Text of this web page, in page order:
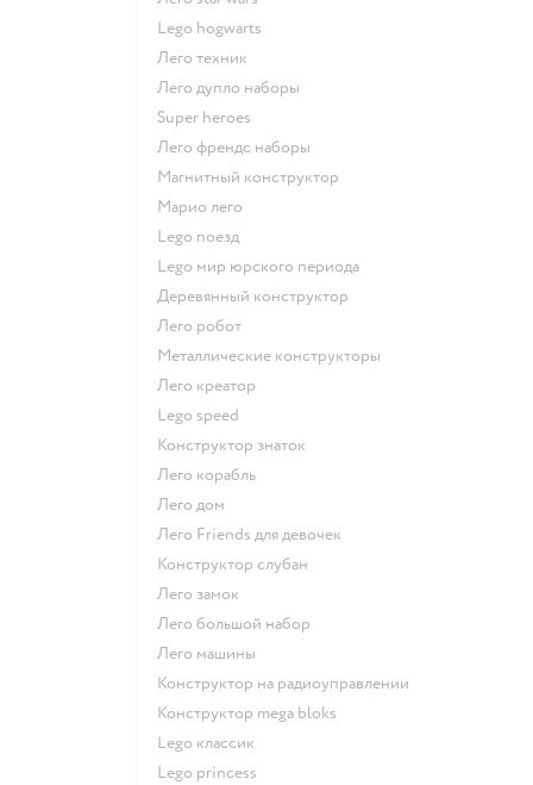
Lego hogwarts
Лего техник
Лего дупло наборы
Super heroes
Лего френдс наборы
Магнитный конструктор
Марио лего
Lego поезд
Lego мир юрского периода
Деревянный конструктор
Лего робот
Металлические конструкторы
Лего креатор
Lego speed
Конструктор знаток
Лего корабль
Лего дом
Лего Friends для девочек
Конструктор слубан
Лего замок
Лего большой набор
Лего машины
Конструктор на радиоуправлении
Конструктор mega bloks
Lego классик
Lego princess